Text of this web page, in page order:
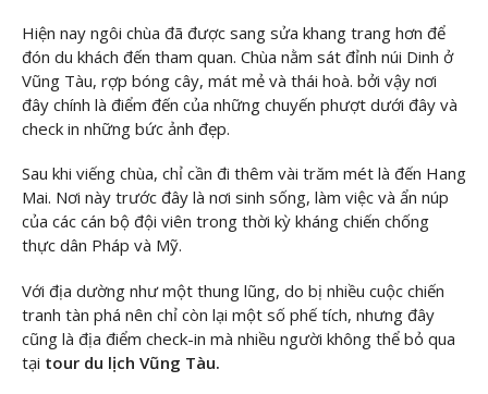
Hiện nay ngôi chùa đã được sang sửa khang trang hơn để
đón du khách đến tham quan. Chùa nằm sát đỉnh núi Dinh ở
Vũng Tàu, rợp bóng cây, mát mẻ và thái hoà. bởi vậy nơi
đây chính là điểm đến của những chuyến phượt dưới đây và
check in những bức ảnh đẹp.
Sau khi viếng chùa, chỉ cần đi thêm vài trăm mét là đến Hang
Mai. Nơi này trước đây là nơi sinh sống, làm việc và ẩn núp
của các cán bộ đội viên trong thời kỳ kháng chiến chống
thực dân Pháp và Mỹ.
Với địa dường như một thung lũng, do bị nhiều cuộc chiến
tranh tàn phá nên chỉ còn lại một số phế tích, nhưng đây
cũng là địa điểm check-in mà nhiều người không thể bỏ qua
tại tour du lịch Vũng Tàu.